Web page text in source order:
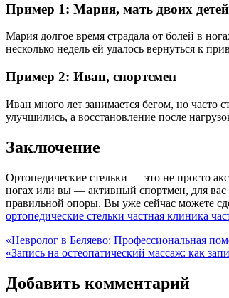
Пример 1: Мария, мать двоих детей
Мария долгое время страдала от болей в
несколько недель ей удалось вернуться к
Пример 2: Иван, спортсмен
Иван много лет занимается бегом, но часто
улучшились, а восстановление после
Заключение
Ортопедические стельки — это не просто
ногах или вы — активный спортмен, для вас
правильной опоры. Вы уже сейчас можете
ортопедические стельки частная клиника
Навигация
по
записям
«Невролог в Беляево: Профессиональная
«Запись на остеопатический массаж: как
Добавить комментарий